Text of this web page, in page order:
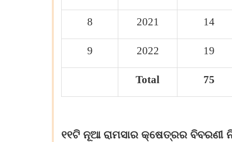
8 2021 14
9 2022 19
Total 75
୧୧ଟି ନୂଆ ରାମସାର କ୍ଷେତ୍ରର ବିବରଣୀ